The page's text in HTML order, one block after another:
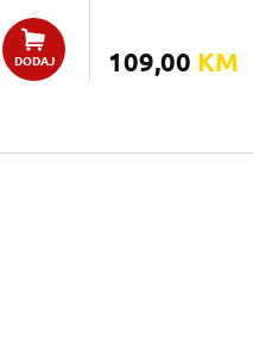
DODAJ 109,00 KM